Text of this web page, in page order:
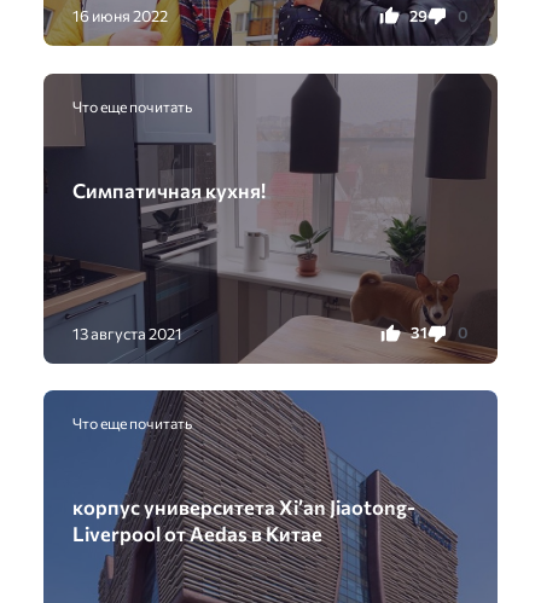
16 июня 2022 29 0
Что еще почитать
Симпатичная кухня!
13 августа 2021 31 0
Что еще почитать
корпус университета Xi’an Jiaotong-
Liverpool от Aedas в Китае